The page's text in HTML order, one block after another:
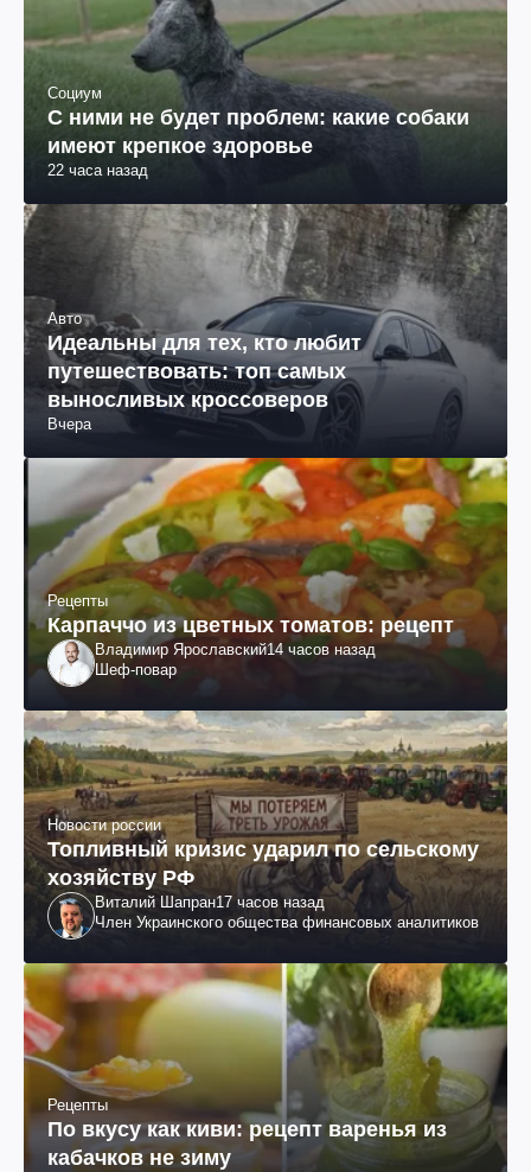
Социум
С ними не будет проблем: какие собаки
имеют крепкое здоровье
22 часа назад
Авто
Идеальны для тех, кто любит
путешествовать: топ самых
выносливых кроссоверов
Вчера
Рецепты
Карпаччо из цветных томатов: рецепт
Владимир Ярославский14 часов назад
Шеф-повар
Новости россии
Топливный кризис ударил по сельскому
хозяйству РФ
Виталий Шапран17 часов назад
Член Украинского общества финансовых аналитиков
Рецепты
По вкусу как киви: рецепт варенья из
кабачков не зиму